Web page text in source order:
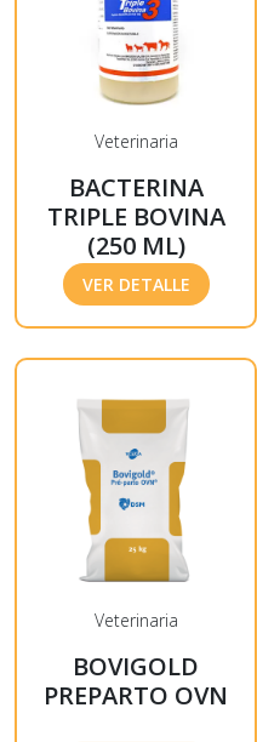
Veterinaria
BACTERINA
TRIPLE BOVINA
(250 ML)
VER DETALLE
Veterinaria
BOVIGOLD
PREPARTO OVN